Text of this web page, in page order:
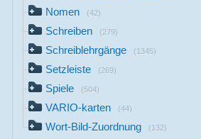
Nomen (42)
Schreiben (279)
Schreiblehrgänge (1345)
Setzleiste (269)
Spiele (504)
VARIO-karten (44)
Wort-Bild-Zuordnung (132)